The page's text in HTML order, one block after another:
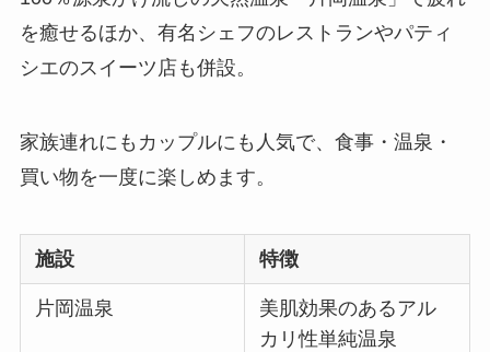
を癒せるほか、有名シェフのレストランやパティ
シエのスイーツ店も併設。
家族連れにもカップルにも人気で、食事・温泉・
買い物を一度に楽しめます。
施設 特徴
片岡温泉
美肌効果のあるアル
カリ性単純温泉